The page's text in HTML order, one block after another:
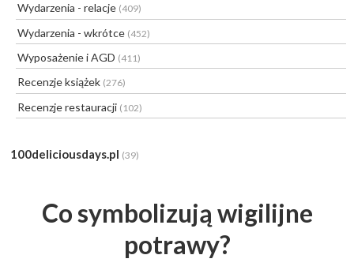
Wydarzenia - relacje (409)
Wydarzenia - wkrótce (452)
Wyposażenie i AGD (411)
Recenzje książek (276)
Recenzje restauracji (102)
100deliciousdays.pl (39)
Co symbolizują wigilijne
potrawy?